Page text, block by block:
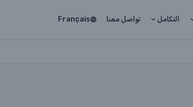
التكامل تواصل معنا Français